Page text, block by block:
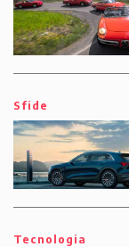
Sfide
Tecnologia